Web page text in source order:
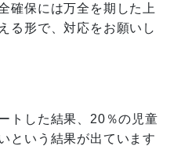
確保には万全を期した上
る形で、対応をお願いし
トした結果、20％の児童
という結果が出ています